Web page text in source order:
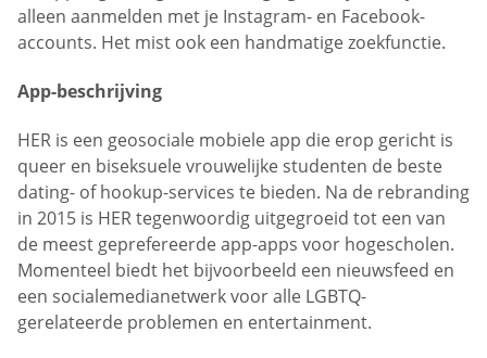
alleen aanmelden met je Instagram- en Facebook-
accounts. Het mist ook een handmatige zoekfunctie.
App-beschrijving
HER is een geosociale mobiele app die erop gericht is
queer en biseksuele vrouwelijke studenten de beste
dating- of hookup-services te bieden. Na de rebranding
in 2015 is HER tegenwoordig uitgegroeid tot een van
de meest geprefereerde app-apps voor hogescholen.
Momenteel biedt het bijvoorbeeld een nieuwsfeed en
een socialemedianetwerk voor alle LGBTQ-
gerelateerde problemen en entertainment.